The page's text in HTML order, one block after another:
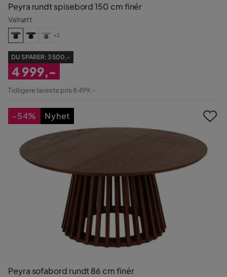
Peyra rundt spisebord 150 cm finér
Valnøtt
+2
DU SPARER: 3 500,-
Nedsatt
4 999,-
Tidligere laveste pris 8 499,-
Peyra sofabord rundt 86 cm finér
-54% Nyhet